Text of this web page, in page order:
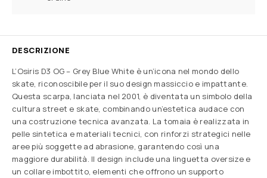
DESCRIZIONE
L’Osiris D3 OG – Grey Blue White è un’icona nel mondo dello
skate, riconoscibile per il suo design massiccio e impattante.
Questa scarpa, lanciata nel 2001, è diventata un simbolo della
cultura street e skate, combinando un’estetica audace con
una costruzione tecnica avanzata. La tomaia è realizzata in
pelle sintetica e materiali tecnici, con rinforzi strategici nelle
aree più soggette ad abrasione, garantendo così una
maggiore durabilità. Il design include una linguetta oversize e
un collare imbottito, elementi che offrono un supporto